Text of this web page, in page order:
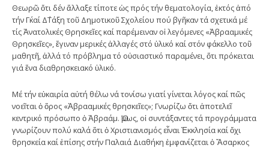
Θεωρῶ ὅτι δέν ἄλλαξε τίποτε ὡς πρός τήν θεματολογία, ἐκτός ἀπό
τήν Γ΄καί Δ΄Τάξη τοῦ Δημοτικοῦ Σχολείου πού βγῆκαν τά σχετικά μέ
τίς Ἀνατολικές Θρησκεῖες καί παρέμειναν οἱ λεγόμενες «Ἀβρααμικές
Θρησκεῖες», ἔγιναν μερικές ἀλλαγές στό ὑλικό καί στόν φάκελλο τοῦ
μαθητῆ, ἀλλά τό πρόβλημα τό οὐσιαστικό παραμένει, ὅτι πρόκειται
γιά ἕνα διαθρησκειακό ὑλικό.
Μέ τήν εὐκαιρία αὐτή θέλω νά τονίσω γιατί γίνεται λόγος καί πῶς
νοεῖται ὁ ὅρος «Ἀβρααμικές θρησκεῖες»; Γνωρίζω ὅτι ἀποτελεῖ
κεντρικό πρόσωπο ὁ Ἀβραάμ. Ὅμως, οἱ συντάξαντες τά προγράμματα
γνωρίζουν πολύ καλά ὅτι ὁ Χριστιανισμός εἶναι Ἐκκλησία καί ὄχι
θρησκεία καί ἐπίσης στήν Παλαιά Διαθήκη ἐμφανίζεται ὁ Ἄσαρκος